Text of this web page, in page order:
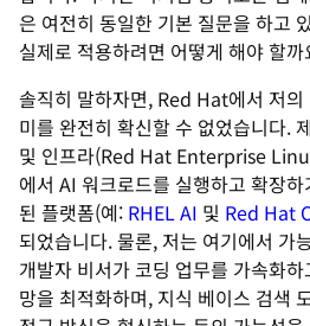
은 여전히 동일한 기본 질문을 하고
실제로 적용하려면 어떻게 해야 할까
솔직히 말하자면, Red Hat에서 저의
미를 완전히 확신할 수 없었습니다.
및 인프라(Red Hat Enterprise
에서 AI 워크로드를 실행하고 확장
된 플랫폼(예: RHEL AI 및 Red Hat
되었습니다. 물론, 저는 여기에서 가
개발자 비서가 코딩 업무를 가속화
망을 최적화하며, 지식 베이스 검색